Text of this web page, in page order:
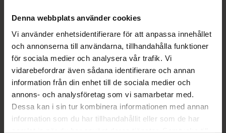
Denna webbplats använder cookies
Vi använder enhetsidentifierare för att anpassa innehållet
och annonserna till användarna, tillhandahålla funktioner
för sociala medier och analysera vår trafik. Vi
vidarebefordrar även sådana identifierare och annan
information från din enhet till de sociala medier och
annons- och analysföretag som vi samarbetar med.
Dessa kan i sin tur kombinera informationen med annan
information som du har tillhandahållit eller som de har
samlat in när du har använt deras tjänster. Samtycke till
Aktuella erbjudanden
Beskrivning Dölj
EAN:05055565799536